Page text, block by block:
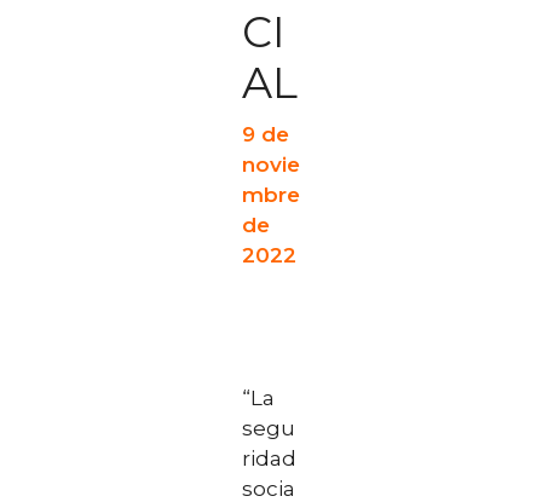
CI
AL
9 de
novie
mbre
de
2022
“La
segu
ridad
socia